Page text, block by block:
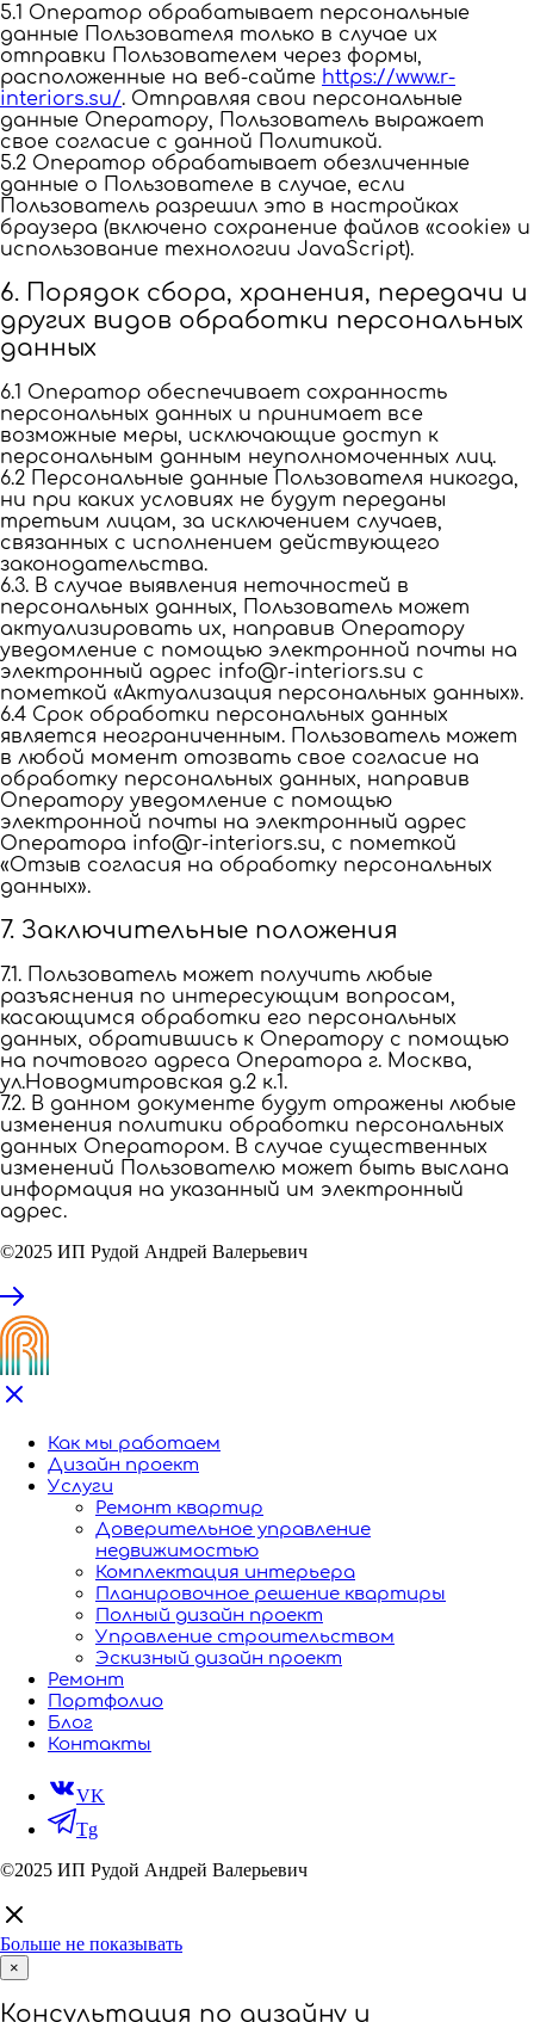
5.1 Оператор обрабатывает персональные
данные Пользователя только в случае их
отправки Пользователем через формы,
расположенные на веб-сайте https://www.r-
interiors.su/. Отправляя свои персональные
данные Оператору, Пользователь выражает
свое согласие с данной Политикой.
5.2 Оператор обрабатывает обезличенные
данные о Пользователе в случае, если
Пользователь разрешил это в настройках
браузера (включено сохранение файлов «cookie» и
использование технологии JavaScript).
6. Порядок сбора, хранения, передачи и
других видов обработки персональных
данных
6.1 Оператор обеспечивает сохранность
персональных данных и принимает все
возможные меры, исключающие доступ к
персональным данным неуполномоченных лиц.
6.2 Персональные данные Пользователя никогда,
ни при каких условиях не будут переданы
третьим лицам, за исключением случаев,
связанных с исполнением действующего
законодательства.
6.3. В случае выявления неточностей в
персональных данных, Пользователь может
актуализировать их, направив Оператору
уведомление с помощью электронной почты на
электронный адрес info@r-interiors.su с
пометкой «Актуализация персональных данных».
6.4 Срок обработки персональных данных
является неограниченным. Пользователь может
в любой момент отозвать свое согласие на
обработку персональных данных, направив
Оператору уведомление с помощью
электронной почты на электронный адрес
Оператора info@r-interiors.su, с пометкой
«Отзыв согласия на обработку персональных
данных».
7. Заключительные положения
7.1. Пользователь может получить любые
разъяснения по интересующим вопросам,
касающимся обработки его персональных
данных, обратившись к Оператору с помощью
на почтового адреса Оператора г. Москва,
ул.Новодмитровская д.2 к.1.
7.2. В данном документе будут отражены любые
изменения политики обработки персональных
данных Оператором. В случае существенных
изменений Пользователю может быть выслана
информация на указанный им электронный
адрес.
©2025 ИП Рудой Андрей Валерьевич
Как мы работаем
Дизайн проект
Услуги
Ремонт квартир
Доверительное управление
недвижимостью
Комплектация интерьера
Планировочное решение квартиры
Полный дизайн проект
Управление строительством
Эскизный дизайн проект
Ремонт
Портфолио
Блог
Контакты
VK
Tg
©2025 ИП Рудой Андрей Валерьевич
Больше не показывать
×
Консультация по дизайну и